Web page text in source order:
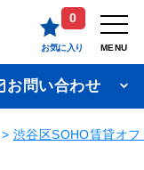
0
お気に入り MENU
お問い合わせ
渋谷区SOHO賃貸オフ